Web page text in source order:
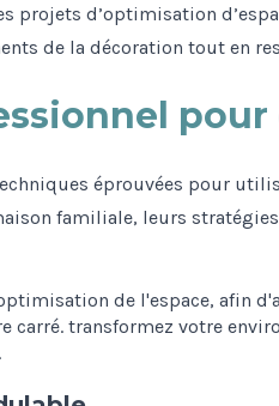
projets d’optimisation
de la décoration tout en
pour
éprouvées pour
familiale, leurs